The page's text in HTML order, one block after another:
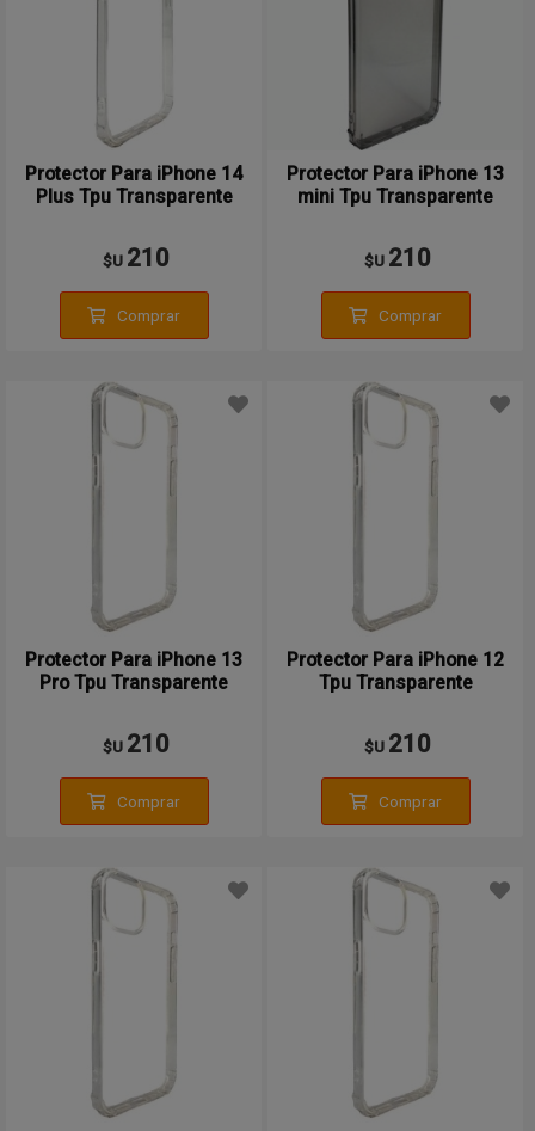
Protector Para iPhone 14
Plus Tpu Transparente
$U 210
Comprar
Protector Para iPhone 13
mini Tpu Transparente
$U 210
Comprar
Protector Para iPhone 13
Pro Tpu Transparente
$U 210
Comprar
Protector Para iPhone 12
Tpu Transparente
$U 210
Comprar